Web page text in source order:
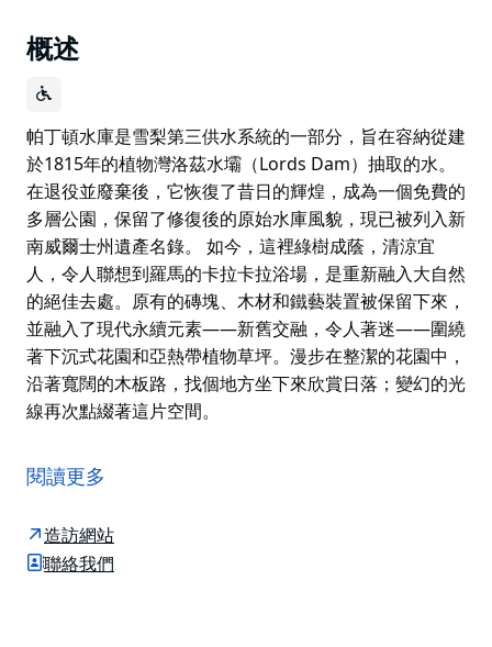
概述
帕丁頓水庫是雪梨第三供水系統的一部分，旨在容納從建
於1815年的植物灣洛茲水壩（Lords Dam）抽取的水。
在退役並廢棄後，它恢復了昔日的輝煌，成為一個免費的
多層公園，保留了修復後的原始水庫風貌，現已被列入新
南威爾士州遺產名錄。 如今，這裡綠樹成蔭，清涼宜
人，令人聯想到羅馬的卡拉卡拉浴場，是重新融入大自然
的絕佳去處。原有的磚塊、木材和鐵藝裝置被保留下來，
並融入了現代永續元素——新舊交融，令人著迷——圍繞
著下沉式花園和亞熱帶植物草坪。漫步在整潔的花園中，
沿著寬闊的木板路，找個地方坐下來欣賞日落；變幻的光
線再次點綴著這片空間。
於1815年的植物灣洛茲水壩（Lords Dam）抽取的水。
在退役並廢棄後，它恢復了昔日的輝煌，成為一個免費的
多層公園，保留了修復後的原始水庫風貌，現已被列入新
南威爾士州遺產名錄。
閱讀更多
造訪網站
聯絡我們